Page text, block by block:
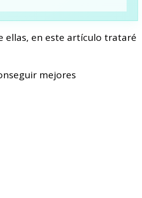
ellas, en este artículo trataré
mejores